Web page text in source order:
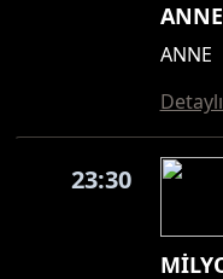
ANNE
ANNE
23:30